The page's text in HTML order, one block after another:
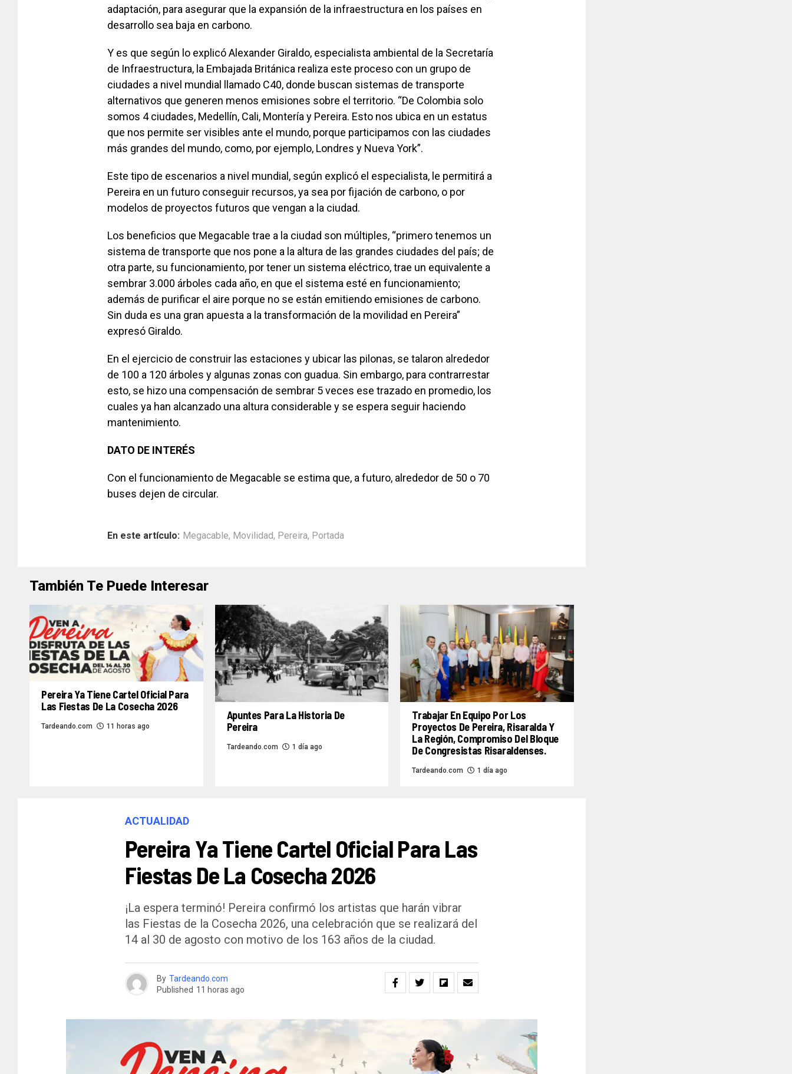
adaptación, para asegurar que la expansión de la infraestructura en los países en
desarrollo sea baja en carbono.
Y es que según lo explicó Alexander Giraldo, especialista ambiental de la Secretaría
de Infraestructura, la Embajada Británica realiza este proceso con un grupo de
ciudades a nivel mundial llamado C40, donde buscan sistemas de transporte
alternativos que generen menos emisiones sobre el territorio. “De Colombia solo
somos 4 ciudades, Medellín, Cali, Montería y Pereira. Esto nos ubica en un estatus
que nos permite ser visibles ante el mundo, porque participamos con las ciudades
más grandes del mundo, como, por ejemplo, Londres y Nueva York”.
Este tipo de escenarios a nivel mundial, según explicó el especialista, le permitirá a
Pereira en un futuro conseguir recursos, ya sea por fijación de carbono, o por
modelos de proyectos futuros que vengan a la ciudad.
Los beneficios que Megacable trae a la ciudad son múltiples, “primero tenemos un
sistema de transporte que nos pone a la altura de las grandes ciudades del país; de
otra parte, su funcionamiento, por tener un sistema eléctrico, trae un equivalente a
sembrar 3.000 árboles cada año, en que el sistema esté en funcionamiento;
además de purificar el aire porque no se están emitiendo emisiones de carbono.
Sin duda es una gran apuesta a la transformación de la movilidad en Pereira”
expresó Giraldo.
En el ejercicio de construir las estaciones y ubicar las pilonas, se talaron alrededor
de 100 a 120 árboles y algunas zonas con guadua. Sin embargo, para contrarrestar
esto, se hizo una compensación de sembrar 5 veces ese trazado en promedio, los
cuales ya han alcanzado una altura considerable y se espera seguir haciendo
mantenimiento.
DATO DE INTERÉS
Con el funcionamiento de Megacable se estima que, a futuro, alrededor de 50 o 70
buses dejen de circular.
En este artículo: Megacable, Movilidad, Pereira, Portada
También Te Puede Interesar
Pereira Ya Tiene Cartel Oficial Para
Las Fiestas De La Cosecha 2026
Tardeando.com 11 horas ago
Apuntes Para La Historia De
Pereira
Tardeando.com 1 día ago
Trabajar En Equipo Por Los
Proyectos De Pereira, Risaralda Y
La Región, Compromiso Del Bloque
De Congresistas Risaraldenses.
Tardeando.com 1 día ago
ACTUALIDAD
Pereira Ya Tiene Cartel Oficial Para Las
Fiestas De La Cosecha 2026
¡La espera terminó! Pereira confirmó los artistas que harán vibrar
las Fiestas de la Cosecha 2026, una celebración que se realizará del
14 al 30 de agosto con motivo de los 163 años de la ciudad.
By Tardeando.com
Published 11 horas ago